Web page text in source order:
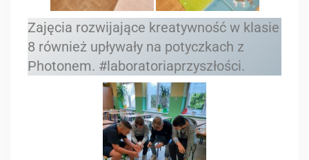
Zajęcia rozwijające kreatywność w klasie
8 również upływały na potyczkach z
Photonem. #laboratoriaprzyszłości.